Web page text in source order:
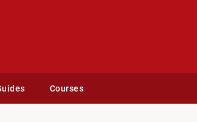
Courses